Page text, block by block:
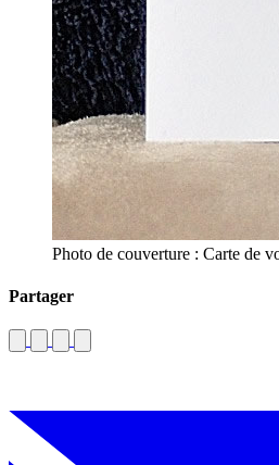
Photo de couverture : Carte de
Partager